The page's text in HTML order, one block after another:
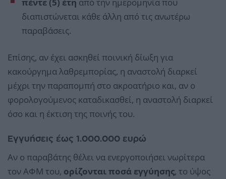
διαπιστώνεται κάθε άλλη από τις ανωτέρω
παραβάσεις.
Επίσης, αν έχει ασκηθεί ποινική δίωξη για
κακούργημα λαθρεμπορίας, η αναστολή διαρκεί
μέχρι την παραπομπή στο ακροατήριο και, αν ο
φορολογούμενος καταδικασθεί, η αναστολή διαρκεί
όσο και η έκτιση της ποινής του.
Εγγυήσεις έως 1.000.000 ευρώ
Αν ο παραβάτης θέλει να ενεργοποιήσει νωρίτερα
τον ΑΦΜ του, ορίζονται ποσά εγγύησης, το ύψος